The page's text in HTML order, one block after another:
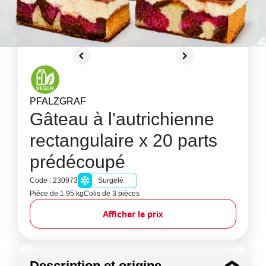
PFALZGRAF
Gâteau à l'autrichienne
rectangulaire x 20 parts
prédécoupé
Code : 230973
Surgelé
Pièce de 1.95 kgColis de 3 pièces
Afficher le prix